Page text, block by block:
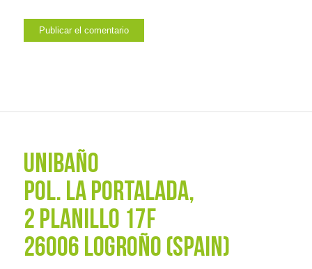
UNIBAÑO
POL. La Portalada,
2 PLANILLO 17F
26006 LOGROÑO (SPAIN)